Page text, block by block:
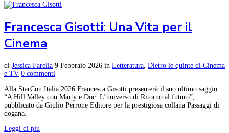
Francesca Gisotti: Una Vita per il
Cinema
di Jessica Farella 9 Febbraio 2026 in Letteratura Dietro le quinte di Cinema
e TV 0 commenti
Alla StarCon Italia 2026 Francesca Gisotti presenterà il suo ultimo saggio:
“A Hill Valley con Marty e Doc. L’universo di Ritorno al futuro”,
pubblicato da Giulio Perrone Editore per la prestigiosa collana Passaggi di
dogana.
Leggi di più